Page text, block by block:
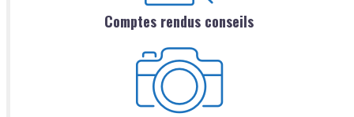
Comptes rendus conseils